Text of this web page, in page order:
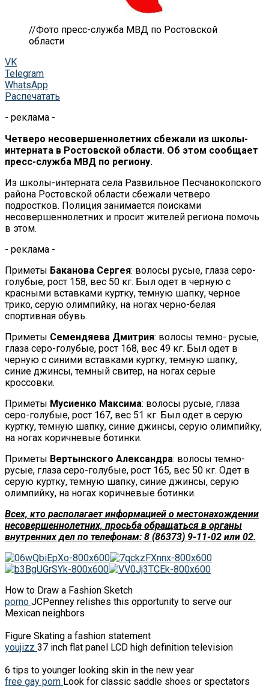
//Фото пресс-служба МВД по Ростовской
области
VK
Telegram
WhatsApp
Распечатать
- реклама -
Четверо несовершеннолетних сбежали из школы-
интерната в Ростовской области. Об этом сообщает
пресс-служба МВД по региону.
Из школы-интерната села Развильное Песчанокопского
района Ростовской области сбежали четверо
подростков. Полиция занимается поисками
несовершеннолетних и просит жителей региона помочь
в этом.
- реклама -
Приметы Баканова Сергея: волосы русые, глаза серо-
голубые, рост 158, вес 50 кг. Был одет в черную с
красными вставками куртку, темную шапку, черное
трико, серую олимпийку, на ногах черно-белая
спортивная обувь.
Приметы Семендяева Дмитрия: волосы темно- русые,
глаза серо-голубые, рост 168, вес 49 кг. Был одет в
черную с синими вставками куртку, темную шапку,
синие джинсы, темный свитер, на ногах серые
кроссовки.
Приметы Мусиенко Максима: волосы русые, глаза
серо-голубые, рост 167, вес 51 кг. Был одет в серую
куртку, темную шапку, синие джинсы, серую олимпийку,
на ногах коричневые ботинки.
Приметы Вертынского Александра: волосы темно-
русые, глаза серо-голубые, рост 165, вес 50 кг. Одет в
серую куртку, темную шапку, синие джинсы, серую
олимпийку, на ногах коричневые ботинки.
Всех, кто располагает информацией о местонахождении
несовершеннолетних, просьба обращаться в органы
внутренних дел по телефонам: 8 (86373) 9-11-02 или 02.
How to Draw a Fashion Sketch
porno JCPenney relishes this opportunity to serve our
Mexican neighbors
Figure Skating a fashion statement
youjizz 37 inch flat panel LCD high definition television
6 tips to younger looking skin in the new year
free gay porn Look for classic saddle shoes or spectators